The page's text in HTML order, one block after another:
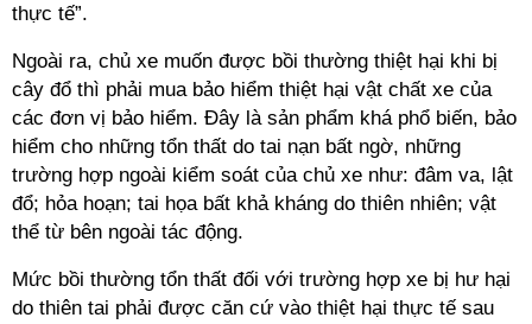
thực tế”.
Ngoài ra, chủ xe muốn được bồi thường thiệt hại khi bị
cây đổ thì phải mua bảo hiểm thiệt hại vật chất xe của
các đơn vị bảo hiểm. Đây là sản phẩm khá phổ biến, bảo
hiểm cho những tổn thất do tai nạn bất ngờ, những
trường hợp ngoài kiểm soát của chủ xe như: đâm va, lật
đổ; hỏa hoạn; tai họa bất khả kháng do thiên nhiên; vật
thể từ bên ngoài tác động.
Mức bồi thường tổn thất đối với trường hợp xe bị hư hại
do thiên tai phải được căn cứ vào thiệt hại thực tế sau